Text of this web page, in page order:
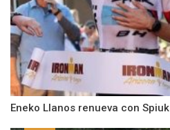
Eneko Llanos renueva con Spiuk